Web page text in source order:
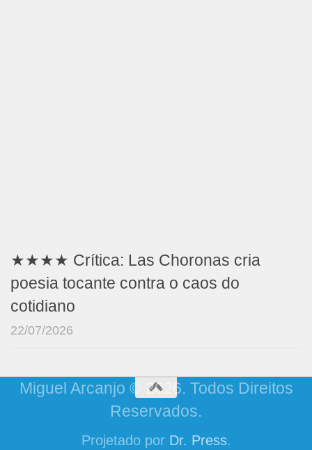
★★★★ Crítica: Las Choronas cria
poesia tocante contra o caos do
cotidiano
22/07/2026
Miguel Arcanjo © 2026. Todos Direitos
Reservados.
Projetado por Dr. Press.